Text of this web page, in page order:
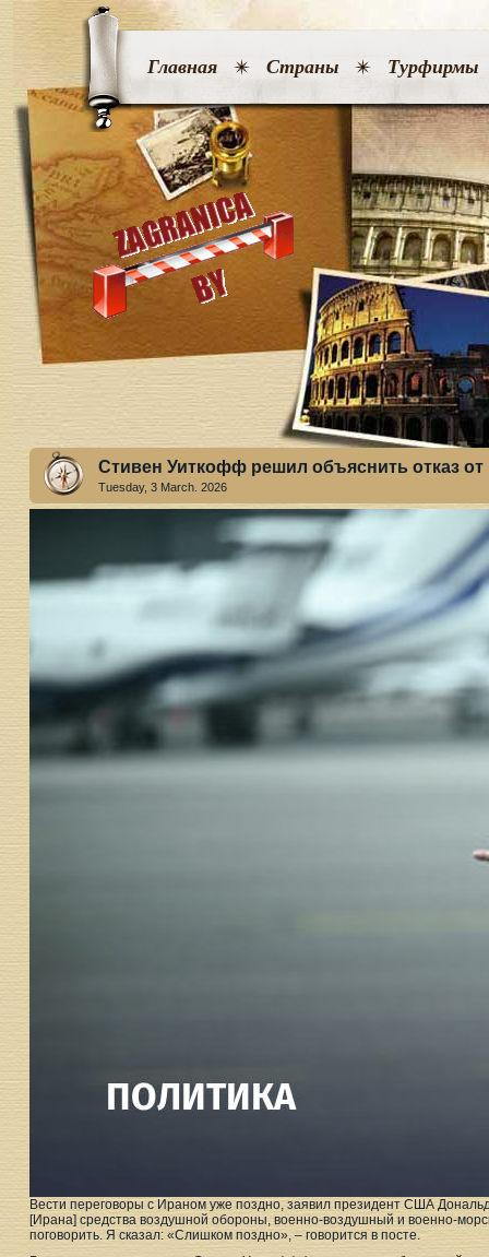
Главная Страны Турфирмы
Стивен Уиткофф решил объяснить отказ
Tuesday, 3 March. 2026
Вести переговоры с Ираном уже поздно, заявил президент США
[Ирана] средства воздушной обороны, военно-воздушный и военно-
поговорить. Я сказал: «Слишком поздно», – говорится в посте.